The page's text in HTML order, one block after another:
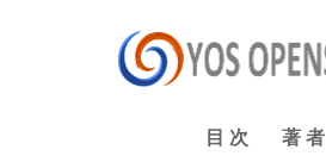
目次 著者